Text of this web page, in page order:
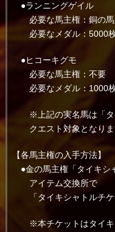
●ランニングゲイル
必要な馬主権：銅の馬
必要なメダル：5000
●ヒコーキグモ
必要な馬主権：不要
必要なメダル：1000
※上記の実名馬は「タ
クエスト対象となりま
【各馬主権の入手方法】
●金の馬主権「タイキシ
アイテム交換所で
「タイキシャトルチケ
※本チケットはタイキ